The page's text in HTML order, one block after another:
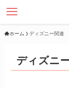
ホーム ディズニー関連
ディズニ